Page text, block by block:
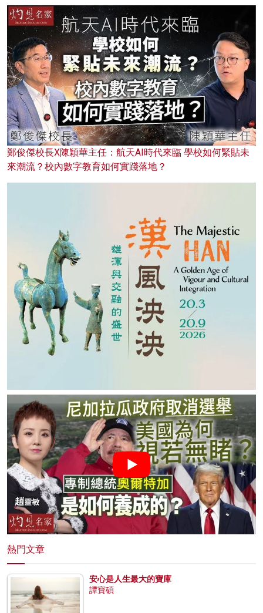
鄭俊傑校長X陳穎華主任：航天AI時代來臨 學校如何緊貼未
來潮流？校內數字教育如何實踐落地？
熱門文章
安心是人生最大的寶庫
譚寶碩